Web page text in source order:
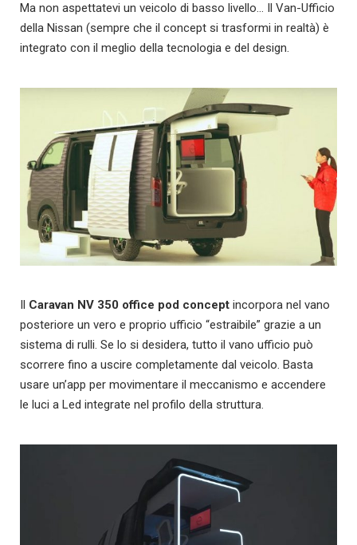
Ma non aspettatevi un veicolo di basso livello… Il Van-Ufficio
della Nissan (sempre che il concept si trasformi in realtà) è
integrato con il meglio della tecnologia e del design.
Il Caravan NV 350 office pod concept incorpora nel vano
posteriore un vero e proprio ufficio “estraibile” grazie a un
sistema di rulli. Se lo si desidera, tutto il vano ufficio può
scorrere fino a uscire completamente dal veicolo. Basta
usare un’app per movimentare il meccanismo e accendere
le luci a Led integrate nel profilo della struttura.